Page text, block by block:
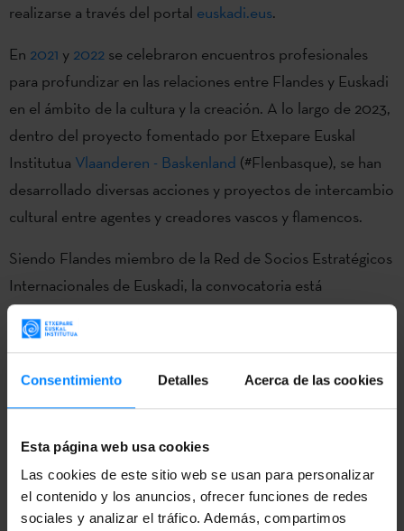
Consentimiento Detalles Acerca de las cookies
Esta página web usa cookies
Las cookies de este sitio web se usan para personalizar
el contenido y los anuncios, ofrecer funciones de redes
sociales y analizar el tráfico. Además, compartimos
realizarse a través del portal euskadi.eus.
En 2021 y 2022 se celebraron encuentros profesionales
para profundizar en las relaciones entre Flandes y Euskadi
en el ámbito de la cultura y la creación. A lo largo de 2023,
dentro del proyecto fomentado por Etxepare Euskal
Institutua Vlaanderen - Baskenland (#Flenbasque), se han
desarrollado diversas acciones y proyectos de intercambio
cultural entre agentes y creadores vascos y flamencos.
Siendo Flandes miembro de la Red de Socios Estratégicos
Internacionales de Euskadi, la convocatoria está
organizada por la Secretaría General de Acción Exterior
del Gobierno Vasco. Está dirigido a
importe total de la subvención a recibir por proyecto
pueda exceder de 5.000 €.
El objeto de la convocatoria es desarrollar la cooperación